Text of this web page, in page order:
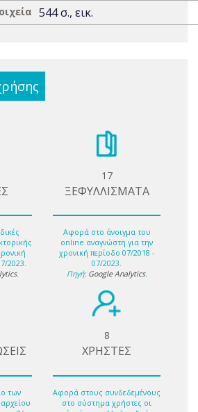
544 σ., εικ.
2023.
.
17
ΞΕΦΥΛΛΙΣΜΑΤΑ
Αφορά στο άνοιγμα του
online αναγνώστη για την
χρονική περίοδο 07/2018 -
07/2023.
Πηγή: Google Analytics.
των
8
ΧΡΗΣΤΕΣ
Αφορά στους συνδεδεμένους
στο σύστημα χρήστες οι